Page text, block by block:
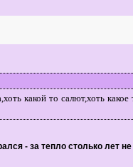
какой то салют,хоть
- за тепло столько лет